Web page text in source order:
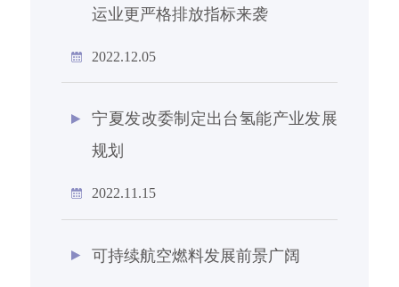
运业更严格排放指标来袭
2022.12.05
宁夏发改委制定出台氢能产业发展
规划
2022.11.15
可持续航空燃料发展前景广阔